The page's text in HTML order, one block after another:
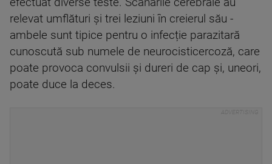
relevat umflături și trei leziuni în creierul său -
ambele sunt tipice pentru o infecție parazitară
cunoscută sub numele de neurocisticercoză, care
poate provoca convulsii și dureri de cap și, uneori,
poate duce la deces.